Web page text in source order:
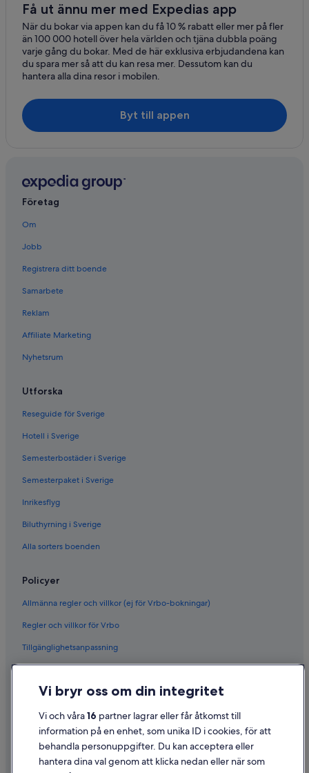
Få ut ännu mer med Expedias app
När du bokar via appen kan du få 10 % rabatt eller mer på fler
än 100 000 hotell över hela världen och tjäna dubbla poäng
varje gång du bokar. Med de här exklusiva erbjudandena kan
du spara mer så att du kan resa mer. Dessutom kan du
hantera alla dina resor i mobilen.
Byt till appen
Företag
Om
Jobb
Registrera ditt boende
Samarbete
Reklam
Affiliate Marketing
Nyhetsrum
Utforska
Reseguide för Sverige
Hotell i Sverige
Semesterbostäder i Sverige
Semesterpaket i Sverige
Inrikesflyg
Biluthyrning i Sverige
Alla sorters boenden
Policyer
Allmänna regler och villkor (ej för Vrbo-bokningar)
Regler och villkor för Vrbo
Tillgänglighetsanpassning
Sekretess
Cookies
Användarvillkor
Juridisk information/Kontakta oss
Riktlinjer för innehåll och anmäla innehåll
Vi bryr oss om din integritet
Vi och våra16 partner lagrar eller får åtkomst till
information på en enhet, som unika ID i cookies, för att
behandla personuppgifter. Du kan acceptera eller
hantera dina val genom att klicka nedan eller när som